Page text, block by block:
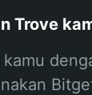
Trove